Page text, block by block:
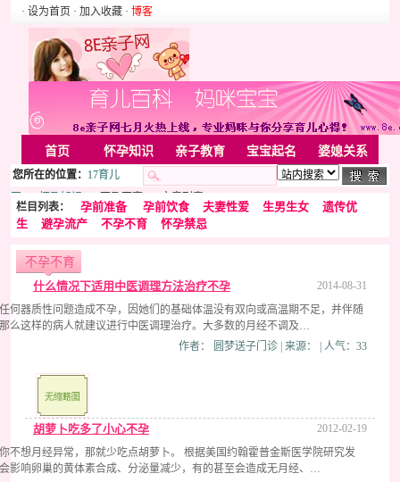
· 设为首页 · 加入收藏 · 博客
首页 怀孕知识 亲子教育 宝宝起名 婆媳关系
母婴用品 胎教音乐 家居 亲子游戏
美容化装 Rss
您所在的位置： 17育儿
网>> 怀孕知识 >> 不孕不育 >> 文章列表
栏目列表： 孕前准备 孕前饮食 夫妻性爱 生男生女
遗传优
生
避孕流产 不孕不育 怀孕禁忌
不孕不育
2014-08-31
什么情况下适用中医调理方法治疗不孕
何器质性问题造成不孕，因她们的基础体温没有双向或高温期不足，并伴随
么这样的病人就建议进行中医调理治疗。大多数的月经不调及…
作者： 圆梦送子门诊 | 来源： | 人气：33
2012-02-19
胡萝卜吃多了小心不孕
不想月经异常，那就少吃点胡萝卜。 根据美国约翰霍普金斯医学院研究发
影响卵巢的黄体素合成、分泌量减少，有的甚至会造成无月经、…